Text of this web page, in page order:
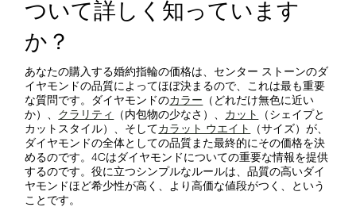
ついて詳しく知っています
か？
あなたの購入する婚約指輪の価格は、センター ストーンのダ
イヤモンドの品質によってほぼ決まるので、これは最も重要
な質問です。ダイヤモンドのカラー （どれだけ無色に近い
か）、 クラリティ （内包物の少なさ）、 カット
（シェイプと
カットスタイル）、そしてカラット ウエイト
（サイズ）が、
ダイヤモンドの全体としての品質また最終的にその価格を決
めるのです。4Cはダイヤモンドについての重要な情報を提供
するのです。役に立つシンプルなルールは、品質の高いダイ
ヤモンドほど希少性が高く、より高価な値段がつく、という
ことです。